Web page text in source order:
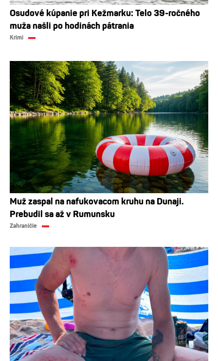
Osudové kúpanie pri Kežmarku: Telo 39-ročného
muža našli po hodinách pátrania
Krimi
Muž zaspal na nafukovacom kruhu na Dunaji.
Prebudil sa až v Rumunsku
Zahraničie